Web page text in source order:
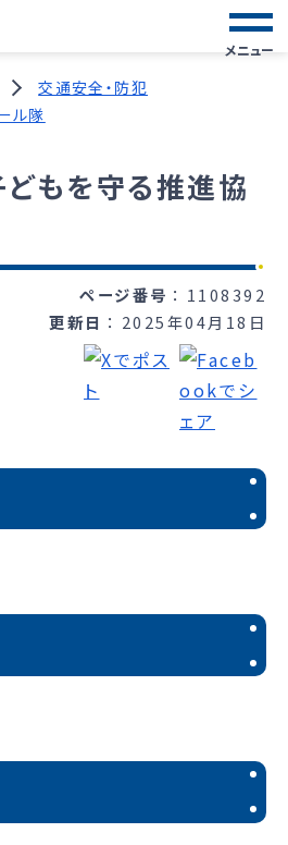
メニュー
交通安全・防犯
ル隊
もを守る推進協
ページ番号
1108392
更新日
2025年04月18日